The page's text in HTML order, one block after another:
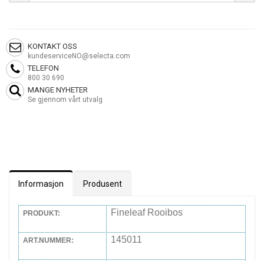
KONTAKT OSS
kundeserviceNO@selecta.com
TELEFON
800 30 690
MANGE NYHETER
Se gjennom vårt utvalg
Informasjon Produsent
PRODUKT: Fineleaf Rooibos
ART.NUMMER: 145011